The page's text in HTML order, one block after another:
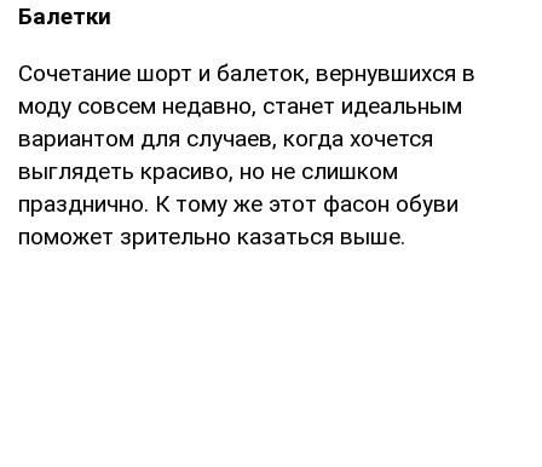
Балетки
Сочетание шорт и балеток, вернувшихся в
моду совсем недавно, станет идеальным
вариантом для случаев, когда хочется
выглядеть красиво, но не слишком
празднично. К тому же этот фасон обуви
поможет зрительно казаться выше.